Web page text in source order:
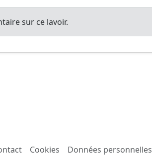
sur ce lavoir.
Cookies Données personnelles